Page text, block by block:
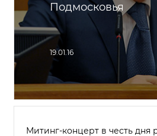
Подмосковья
19.01.16
Митинг-концерт в честь дня